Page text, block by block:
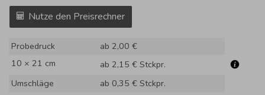
Nutze den Preisrechner
Probedruck
ab 2,00 €
10 × 21 cm
ab 2,15 € Stckpr.
Umschläge
ab 0,35 € Stckpr.